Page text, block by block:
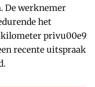
De werknemer
het
privu00e9
recente uitspraak